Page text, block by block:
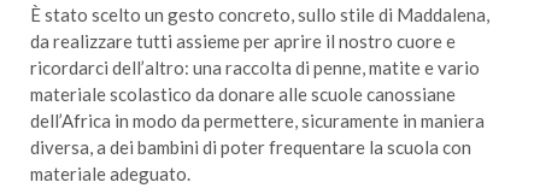
È stato scelto un gesto concreto, sullo stile di Maddalena,
da realizzare tutti assieme per aprire il nostro cuore e
ricordarci dell’altro: una raccolta di penne, matite e vario
materiale scolastico da donare alle scuole canossiane
dell’Africa in modo da permettere, sicuramente in maniera
diversa, a dei bambini di poter frequentare la scuola con
materiale adeguato.